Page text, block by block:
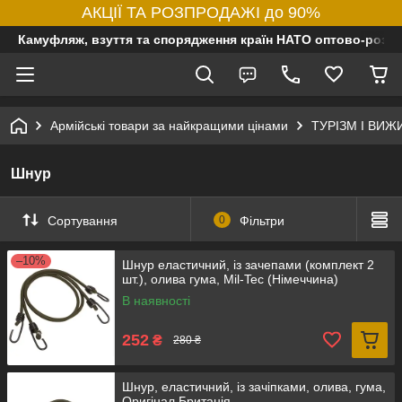
АКЦІЇ ТА РОЗПРОДАЖІ до 90%
Камуфляж, взуття та спорядження країн НАТО оптово-
Армійські товари за найкращими цінами ТУРІЗМ І
Шнур
Сортування 0 Фільтри
–10%
Шнур еластичний, із зачепами (комплект 2
шт.), олива гума, Mil-Tec (Німеччина)
В наявності
252 ₴ 280 ₴
Шнур, еластичний, із зачіпками, олива, гума,